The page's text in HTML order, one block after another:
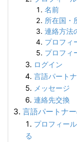
名前
所在国・
連絡方法
プロフィ
プロフィ
ログイン
言語パート
メッセージ
連絡先交換
言語パートナ
プロフィー
る